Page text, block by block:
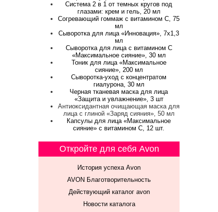
Система 2 в 1 от темных кругов под
глазами: крем и гель, 20 мл
Согревающий гоммаж с витамином С, 75
мл
Сыворотка для лица «Инновация», 7x1,3
мл
Сыворотка для лица с витамином С
«Максимальное сияние», 30 мл
Тоник для лица «Максимальное
сияние», 200 мл
Сыворотка-уход с концентратом
гиалурона, 30 мл
Черная тканевая маска для лица
«Защита и увлажнение», 3 шт
Антиоксидантная очищающая маска для
лица с глиной «Заряд сияния», 50 мл
Капсулы для лица «Максимальное
сияние» с витамином С, 12 шт.
Откройте для себя Avon
История успеха Avon
AVON Благотворительность
Действующий каталог avon
Новости каталога